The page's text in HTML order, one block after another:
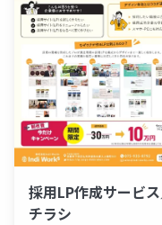
採用LP作成サービ
チラシ